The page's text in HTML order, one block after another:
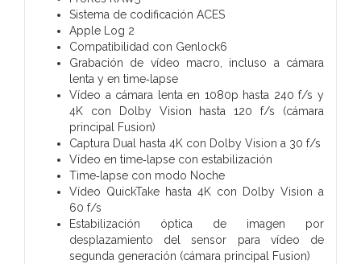
Sistema de codificación ACES
Apple Log 2
Compati­bilidad con Genlock6
Grabación de vídeo macro, incluso a cámara
lenta y en time‑lapse
Vídeo a cámara lenta en 1080p hasta 240 f/s y
4K con Dolby Vision hasta 120 f/s (cámara
principal Fusion)
Captura Dual hasta 4K con Dolby Vision a 30 f/s
Vídeo en time‑lapse con estabili­zación
Time‑lapse con modo Noche
Vídeo QuickTake hasta 4K con Dolby Vision a
60 f/s
Estabili­zación óptica de imagen por
desplazamiento del sensor para vídeo de
segunda generación (cámara principal Fusion)